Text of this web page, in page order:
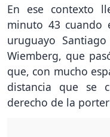
En ese contexto
minuto 43 cuando
uruguayo
Wiemberg, que
que, con mucho
distancia que se
derecho de la